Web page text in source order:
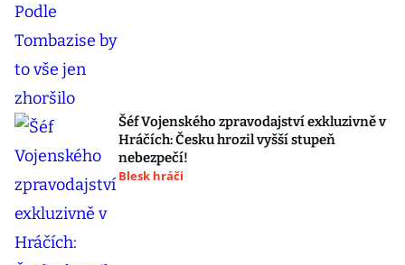
Šéf Vojenského zpravodajství exkluzivně v
Hráčích: Česku hrozil vyšší stupeň
nebezpečí!
Blesk hráči